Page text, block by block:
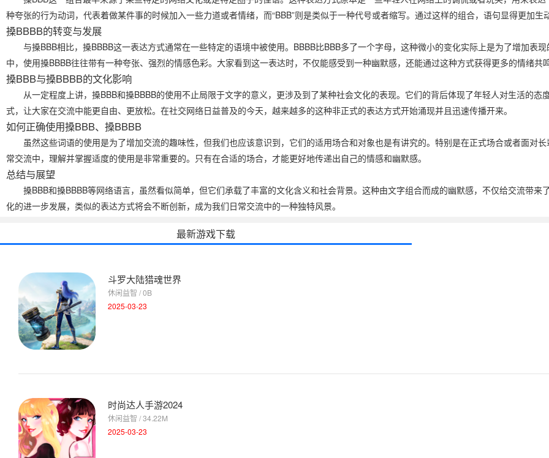
种夸张的行为动词，代表着做某件事的时候加入一些力道或者情绪，而“BBB”则是类似于一种代号或者缩写。通过这样的组合，语句显得更加生
搡BBBB的转变与发展
与搡BBB相比，搡BBBB这一表达方式通常在一些特定的语境中被使用。BBBB比BBB多了一个字母，这种微小的变化实际上是为了增加表
中，使用搡BBBB往往带有一种夸张、强烈的情感色彩。大家看到这一表达时，不仅能感受到一种幽默感，还能通过这种方式获得更多的情绪共鸣
搡BBB与搡BBBB的文化影响
从一定程度上讲，搡BBB和搡BBBB的使用不止局限于文字的意义，更涉及到了某种社会文化的表现。它们的背后体现了年轻人对生活的
式，让大家在交流中能更自由、更放松。在社交网络日益普及的今天，越来越多的这种非正式的表达方式开始涌现并且迅速传播开来。
如何正确使用搡BBB、搡BBBB
虽然这些词语的使用是为了增加交流的趣味性，但我们也应该意识到，它们的适用场合和对象也是有讲究的。特别是在正式场合或者面对
常交流中，理解并掌握适度的使用是非常重要的。只有在合适的场合，才能更好地传递出自己的情感和幽默感。
总结与展望
搡BBB和搡BBBB等网络语言，虽然看似简单，但它们承载了丰富的文化含义和社会背景。这种由文字组合而成的幽默感，不仅给交流带
化的进一步发展，类似的表达方式将会不断创新，成为我们日常交流中的一种独特风景。
最新游戏下载
斗罗大陆猎魂世界
休闲益智 / 0B
2025-03-23
时尚达人手游2024
休闲益智 / 34.22M
2025-03-23